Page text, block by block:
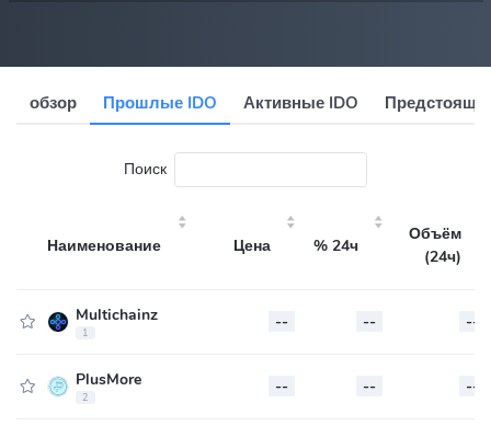
обзор Прошлые IDO Активные IDO
Поиск
Наименование Цена % 24ч
Объём
(24ч)
Multichainz
1
-- -- --
PlusMore
2
-- -- --